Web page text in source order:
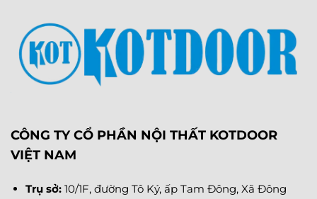
CÔNG TY CỔ PHẦN NỘI THẤT KOTDOOR
VIỆT NAM
Trụ sở: 10/1F, đường Tô Ký, ấp Tam Đông, Xã Đông